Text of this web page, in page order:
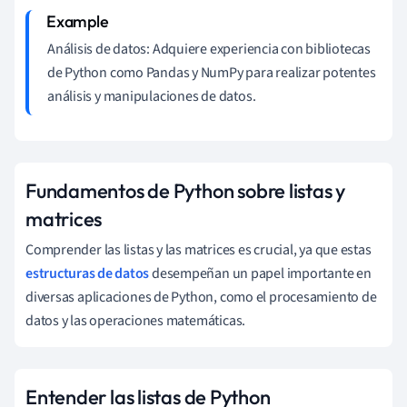
Análisis de datos: Adquiere experiencia con bibliotecas
de Python como Pandas y NumPy para realizar potentes
análisis y manipulaciones de datos.
Fundamentos de Python sobre listas y
matrices
Comprender las listas y las matrices es crucial, ya que estas
estructuras de datosdesempeñan un papel importante en
diversas aplicaciones de Python, como el procesamiento de
datos y las operaciones matemáticas.
Entender las listas de Python